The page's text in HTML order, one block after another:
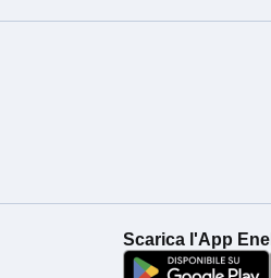
Scarica l'App Enel